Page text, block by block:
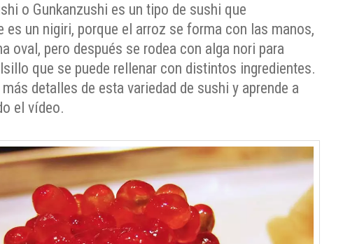
o Gunkanzushi es un tipo de sushi que
es un nigiri, porque el arroz se forma con las manos,
oval, pero después se rodea con alga nori para
que se puede rellenar con distintos ingredientes.
detalles de esta variedad de sushi y aprende a
el vídeo.